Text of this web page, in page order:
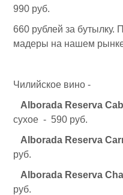
990 руб.
660 рублей за
мадеры на нашем
Чилийское вино -
Alborada Reserva
сухое - 590 руб.
Alborada Reserva
руб.
Alborada Reserva
руб.